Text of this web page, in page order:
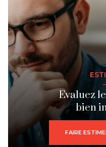
Evaluez
bien
FAIRE